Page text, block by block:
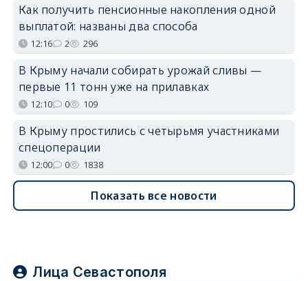
Как получить пенсионные накопления одной
выплатой: названы два способа
12:16 2 296
В Крыму начали собирать урожай сливы —
первые 11 тонн уже на прилавках
12:10 0 109
В Крыму простились с четырьмя участниками
спецоперации
12:00 0 1838
Показать все новости
Лица Севастополя